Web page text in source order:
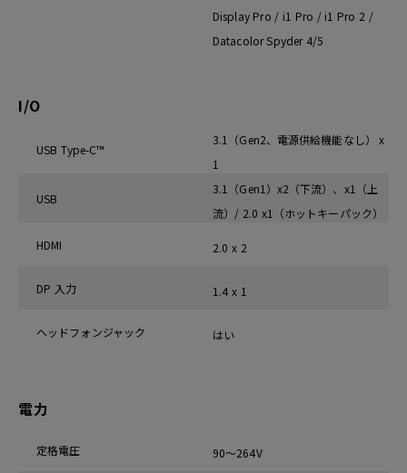
Display Pro / i1 Pro / i1 Pro 2 /
Datacolor Spyder 4/5
I/O
USB Type-C™
3.1（Gen2、電源供給機能なし） x
1
USB
3.1（Gen1）x2（下流）、x1（上
流）/ 2.0 x1（ホットキーパック）
HDMI 2.0 x 2
DP 入力 1.4 x 1
ヘッドフォンジャック はい
電力
定格電圧 90～264V